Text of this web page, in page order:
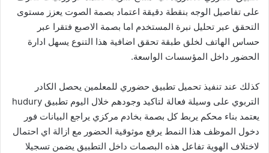
على تفاصيل الوجه بنقطة دقيقة اعتماد بصمة الصوت يعزز مستوى
التحقق عبر تحليل نبرة المستخدم اما بصمة الاصبع فتقرا عبر
حساس الهاتف لخلق طبقة تحقق اضافية هذا التنوع يسهل ادارة
الحضور داخل المؤسسات الواسعة.
كذلك عند تنفيذ تحميل تطبيق حضوري للمعلمين يحصل الكادر
التربوي على وسيلة فعالة لتاكيد وجودهم خلال اليوم تطبيق hudury
يعتمد بناء محكم يربط كل بصمة بخادم مركزي يراجع البيانات فور
دخول الموظف هذا النمط يرفع موثوقية الحضور مع ازالة اي احتمال
لاختلاف الهوية تفاعل هذه البصمات داخل التطبيق يضمن تسجيلا